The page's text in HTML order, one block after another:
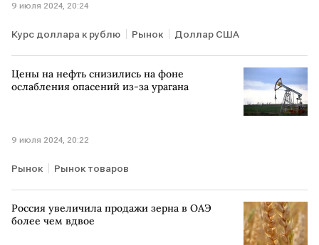
9 июля 2024, 20:24
Курс доллара к рублю Рынок Доллар США
Цены на нефть снизились на фоне
ослабления опасений из-за урагана
9 июля 2024, 20:22
Рынок Рынок товаров
Россия увеличила продажи зерна в ОАЭ
более чем вдвое